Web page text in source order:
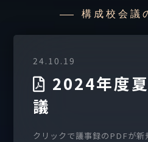
構成校会議
24.10.19
2024年度
議
クリックで議事録のPDFが新